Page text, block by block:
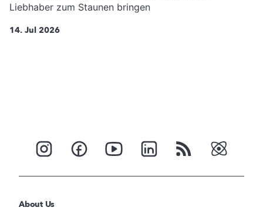
Liebhaber zum Staunen bringen
14. Jul 2026
About Us